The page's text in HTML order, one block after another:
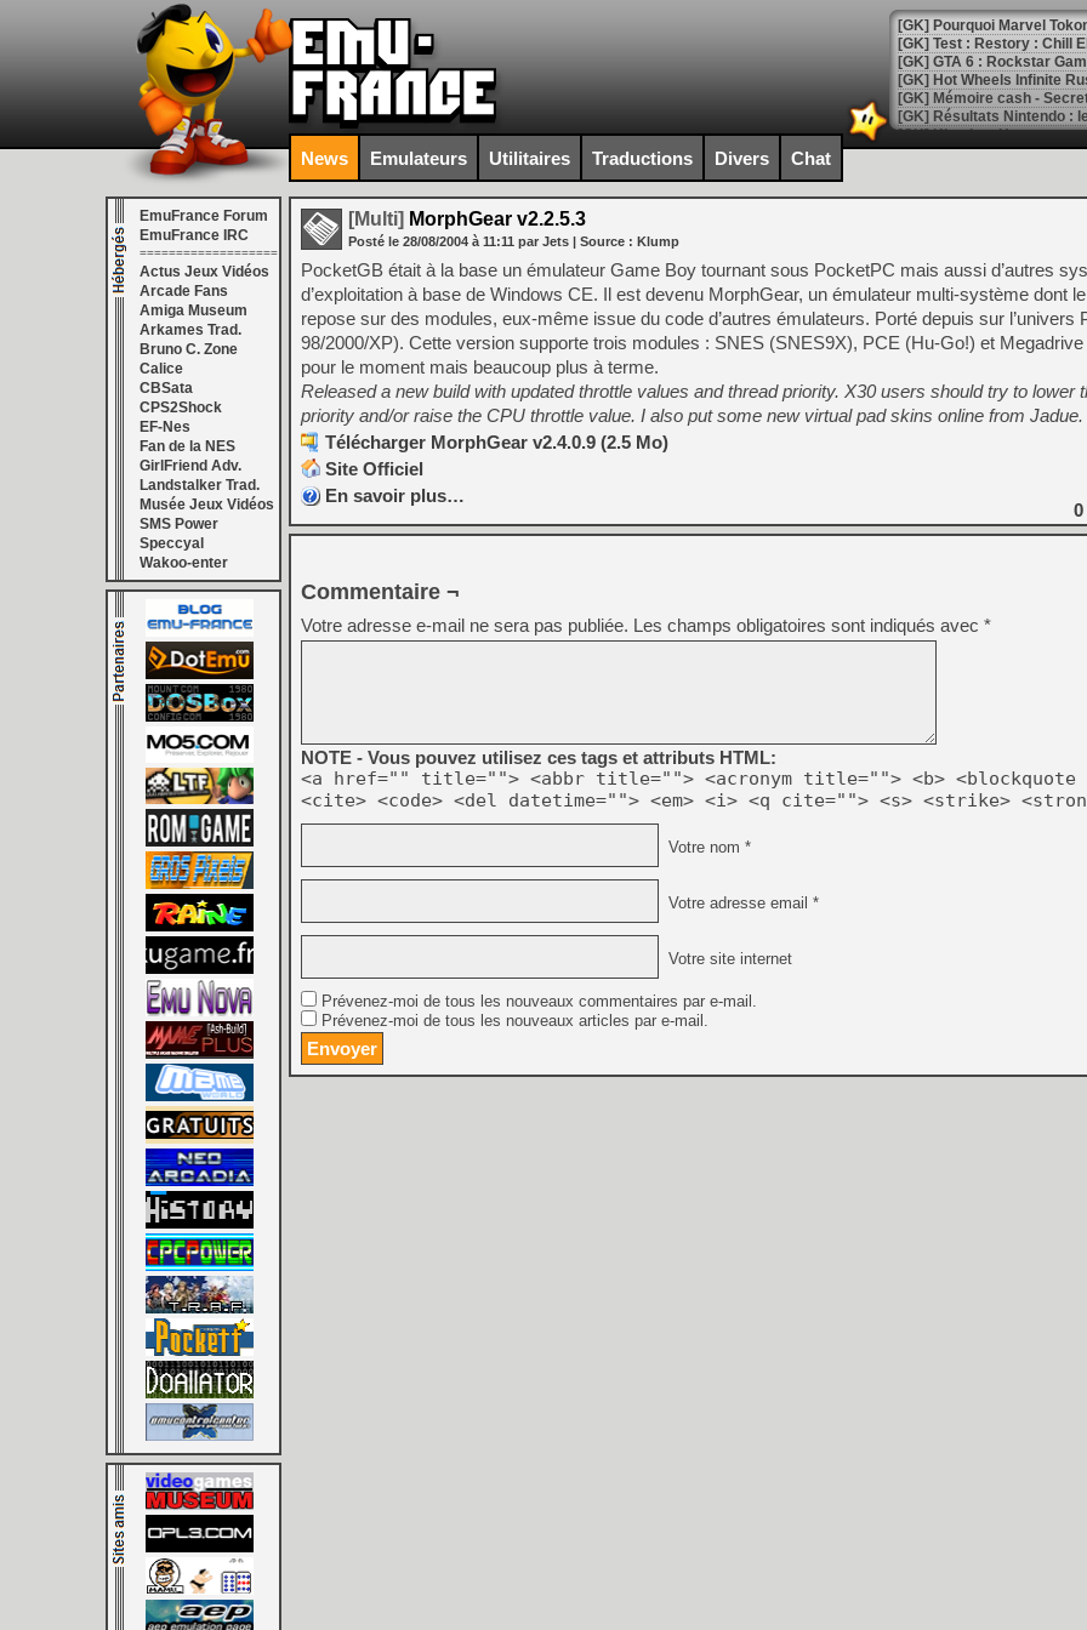
[GK] Pourquoi Marvel
[GK] Test : Restory : Chill
[GK] GTA 6 : Rockstar
[GK] Hot Wheels Infinite
[GK] Mémoire cash -
[GK] Résultats Nintendo :
[GK] Déjà des
[Mo5] Brickboy cherche à
[GK] Minecraft et ses «
[GK] Beast of
[GK] Ubisoft : fin de partie
[GK] Mémoire cash -
[GK] Dan Houser (GTA)
[GK] Comment EA Sports
[GK] Crimson Moon : un
[GK] Isle of Reveries : le
[GK] Moonlighter 2 : The
[GK] Capcom relance
[Mo5] Deux inédits du
[GK] Le beat'em up The
[GK] Endless Legend 2 :
[LS] [PS5] Le WebKit
[GK] Oubliez Crazy Taxi,
[LS] [Switch] NSZ 5.0.0
[GK] No More Room in
[GK] Un chatbot Atelier
[GK] Mémoire cash -
[GK] Nvidia : le prix des
[GK] Suikoden Star Leap
[Mo5] La mini borne
News Emulateurs Utilitaires Traductions Divers Chat
EmuFrance Forum
EmuFrance IRC
===================
Actus Jeux Vidéos
Arcade Fans
Amiga Museum
Arkames Trad.
Bruno C. Zone
Calice
CBSata
CPS2Shock
EF-Nes
Fan de la NES
GirlFriend Adv.
Landstalker Trad.
Musée Jeux Vidéos
SMS Power
Speccyal
Wakoo-enter
[Multi] MorphGear v2.2.5.3
Posté le 28/08/2004 à 11:11 par Jets | Source : Klump
PocketGB était à la base un émulateur Game Boy tournant sous PocketPC mais aussi d’autres
d’exploitation à base de Windows CE. Il est devenu MorphGear, un émulateur multi-système dont
repose sur des modules, eux-même issue du code d’autres émulateurs. Porté depuis sur l’univers
98/2000/XP). Cette version supporte trois modules : SNES (SNES9X), PCE (Hu-Go!) et
pour le moment mais beaucoup plus à terme.
Released a new build with updated throttle values and thread priority. X30 users should try to lower
priority and/or raise the CPU throttle value. I also put some new virtual pad skins online from Jadue.
Télécharger MorphGear v2.4.0.9 (2.5 Mo)
Site Officiel
En savoir plus…
0
Commentaire ¬
Votre adresse e-mail ne sera pas publiée. Les champs obligatoires sont indiqués avec *
NOTE - Vous pouvez utilisez ces tags et attributs HTML:
<a href="" title=""> <abbr title=""> <acronym title=""> <b> <blockquote
<cite> <code> <del datetime=""> <em> <i> <q cite=""> <s> <strike>
Votre nom *
Votre adresse email *
Votre site internet
Prévenez-moi de tous les nouveaux commentaires par e-mail.
Prévenez-moi de tous les nouveaux articles par e-mail.